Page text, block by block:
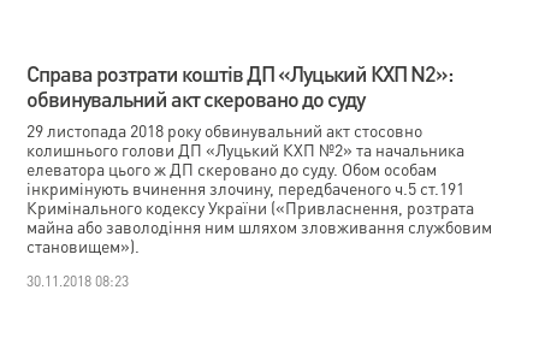
Справа розтрати коштів ДП «Луцький КХП N2»:
обвинувальний акт скеровано до суду
29 листопада 2018 року обвинувальний акт стосовно
колишнього голови ДП «Луцький КХП №2» та начальника
елеватора цього ж ДП скеровано до суду. Обом особам
інкримінують вчинення злочину, передбаченого ч.5 ст.191
Кримінального кодексу України («Привласнення, розтрата
майна або заволодіння ним шляхом зловживання службовим
становищем»).
30.11.2018 08:23